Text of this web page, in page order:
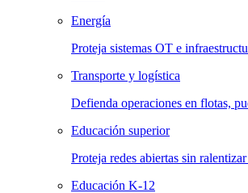
Energía
Proteja sistemas OT e
Transporte y logística
Defienda operaciones en flotas,
Educación superior
Proteja redes abiertas sin
Educación K-12